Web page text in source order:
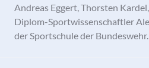
Andreas Eggert, Thorsten
Diplom-Sportwissenschaftler
der Sportschule der Bundeswehr.